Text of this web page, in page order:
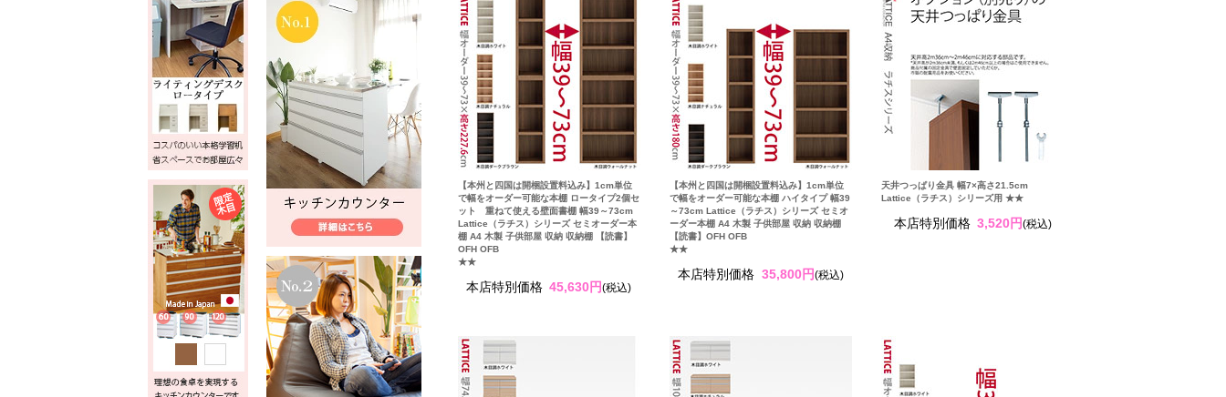
【本州と四国は開梱設置料込み】1cm単位
で幅をオーダー可能な本棚 ロータイプ2個セ
ット 重ねて使える壁面書棚 幅39～73cm
Lattice（ラチス）シリーズ セミオーダー本
棚 A4 木製 子供部屋 収納 収納棚 【読書】
OFH OFB
★★
本店特別価格 45,630円(税込)
【本州と四国は開梱設置料込み】1cm単位
で幅をオーダー可能な本棚 ハイタイプ 幅39
～73cm Lattice（ラチス）シリーズ セミオ
ーダー本棚 A4 木製 子供部屋 収納 収納棚
【読書】OFH OFB
★★
本店特別価格 35,800円(税込)
天井つっぱり金具 幅7×高さ21.5cm
Lattice（ラチス）シリーズ用 ★★
本店特別価格 3,520円(税込)